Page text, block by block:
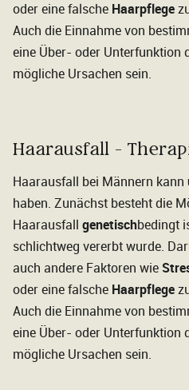
oder eine falsche Haarpflege
Auch die Einnahme von
eine Über- oder Unterfunktion
mögliche Ursachen sein.
Haarausfall -
Haarausfall bei Männern kann
haben. Zunächst besteht die
Haarausfall genetischbedingt
schlichtweg vererbt wurde.
auch andere Faktoren wie
oder eine falsche Haarpflege
Auch die Einnahme von
eine Über- oder Unterfunktion
mögliche Ursachen sein.